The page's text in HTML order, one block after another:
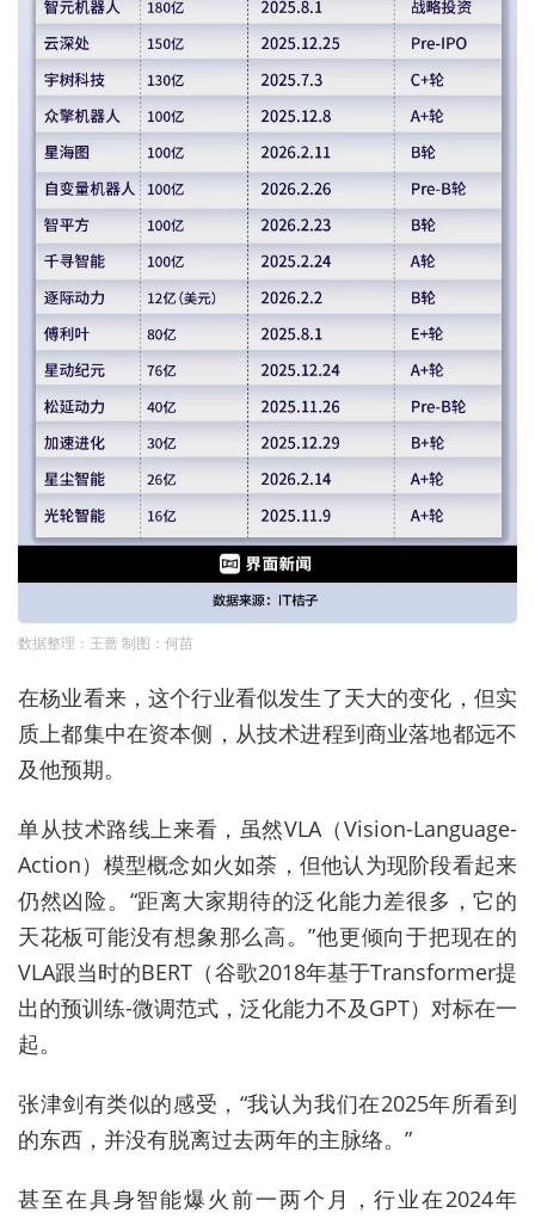
数据整理：王蔷 制图：何苗
在杨业看来，这个行业看似发生了天大的变化，但实
质上都集中在资本侧，从技术进程到商业落地都远不
及他预期。
单从技术路线上来看，虽然VLA（Vision-Language-
Action）模型概念如火如荼，但他认为现阶段看起来
仍然凶险。“距离大家期待的泛化能力差很多，它的
天花板可能没有想象那么高。”他更倾向于把现在的
VLA跟当时的BERT（谷歌2018年基于Transformer提
出的预训练-微调范式，泛化能力不及GPT）对标在一
起。
张津剑有类似的感受，“我认为我们在2025年所看到
的东西，并没有脱离过去两年的主脉络。”
甚至在具身智能爆火前一两个月，行业在2024年